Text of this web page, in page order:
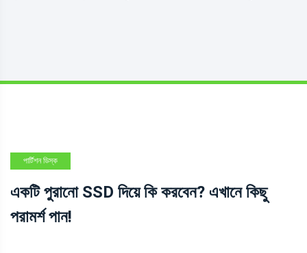
পার্টিশন ডিস্ক
একটি পুরানো SSD দিয়ে কি করবেন? এখানে কিছু
পরামর্শ পান!